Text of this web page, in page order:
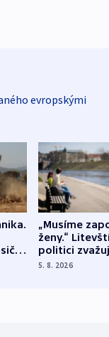
evropskými
z
„Musíme
ženy.“
politici
dohodu o
5. 8. 2026